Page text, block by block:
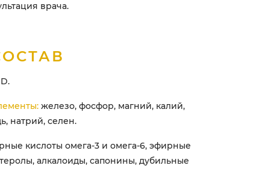
врача.
железо, фосфор, магний, калий,
натрий, селен.
кислоты омега-3 и омега-6, эфирные
алкалоиды, сапонины, дубильные